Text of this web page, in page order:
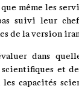
même les
suivi leur
de la version
dans
et
capacités